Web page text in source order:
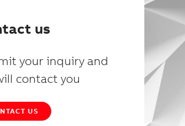
us
your inquiry and
contact you
US